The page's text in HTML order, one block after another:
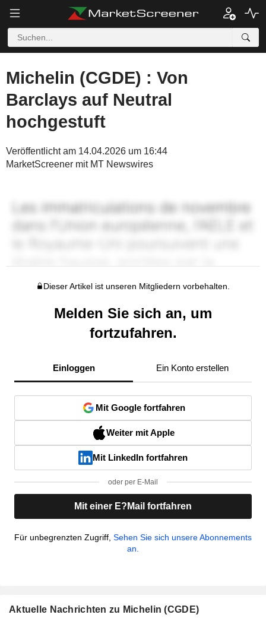
Michelin (CGDE) : Von
Barclays auf Neutral
hochgestuft
Veröffentlicht am 14.04.2026 um 16:44
MarketScreener mit MT Newswires
Dieser Artikel ist unseren Mitgliedern vorbehalten.
Melden Sie sich an, um
fortzufahren.
Einloggen Ein Konto erstellen
Mit Google fortfahren
Weiter mit Apple
Mit LinkedIn fortfahren
oder per E-Mail
Mit einer E?Mail fortfahren
Für unbegrenzten Zugriff, Sehen Sie sich unsere Abonnements
an.
Aktuelle Nachrichten zu Michelin (CGDE)